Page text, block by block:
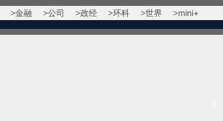
金融 公司 政经 环科 世界 mini+